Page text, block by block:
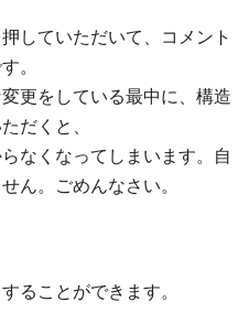
していただいて、コメント
。
更をしている最中に、構造
だくと、
なくなってしまいます。自
ん。ごめんなさい。
ることができます。